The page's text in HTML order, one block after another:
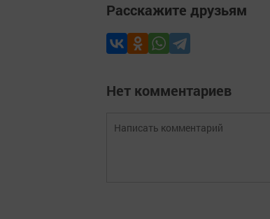
Расскажите друзьям
Нет комментариев